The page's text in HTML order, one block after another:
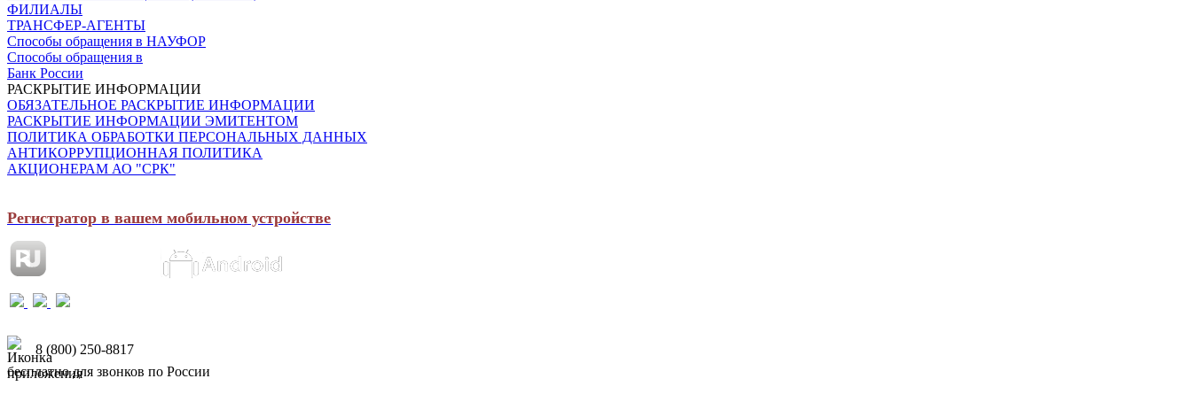
ФИЛИАЛЫ
ТРАНСФЕР-АГЕНТЫ
Способы обращения в НАУФОР
Способы обращения в
Банк России
РАСКРЫТИЕ ИНФОРМАЦИИ
ОБЯЗАТЕЛЬНОЕ РАСКРЫТИЕ ИНФОРМАЦИИ
РАСКРЫТИЕ ИНФОРМАЦИИ ЭМИТЕНТОМ
ПОЛИТИКА ОБРАБОТКИ ПЕРСОНАЛЬНЫХ ДАННЫХ
АНТИКОРРУПЦИОННАЯ ПОЛИТИКА
АКЦИОНЕРАМ АО "СРК"
Регистратор в вашем мобильном устройстве
8 (800) 250-8817
бесплатно для звонков по России